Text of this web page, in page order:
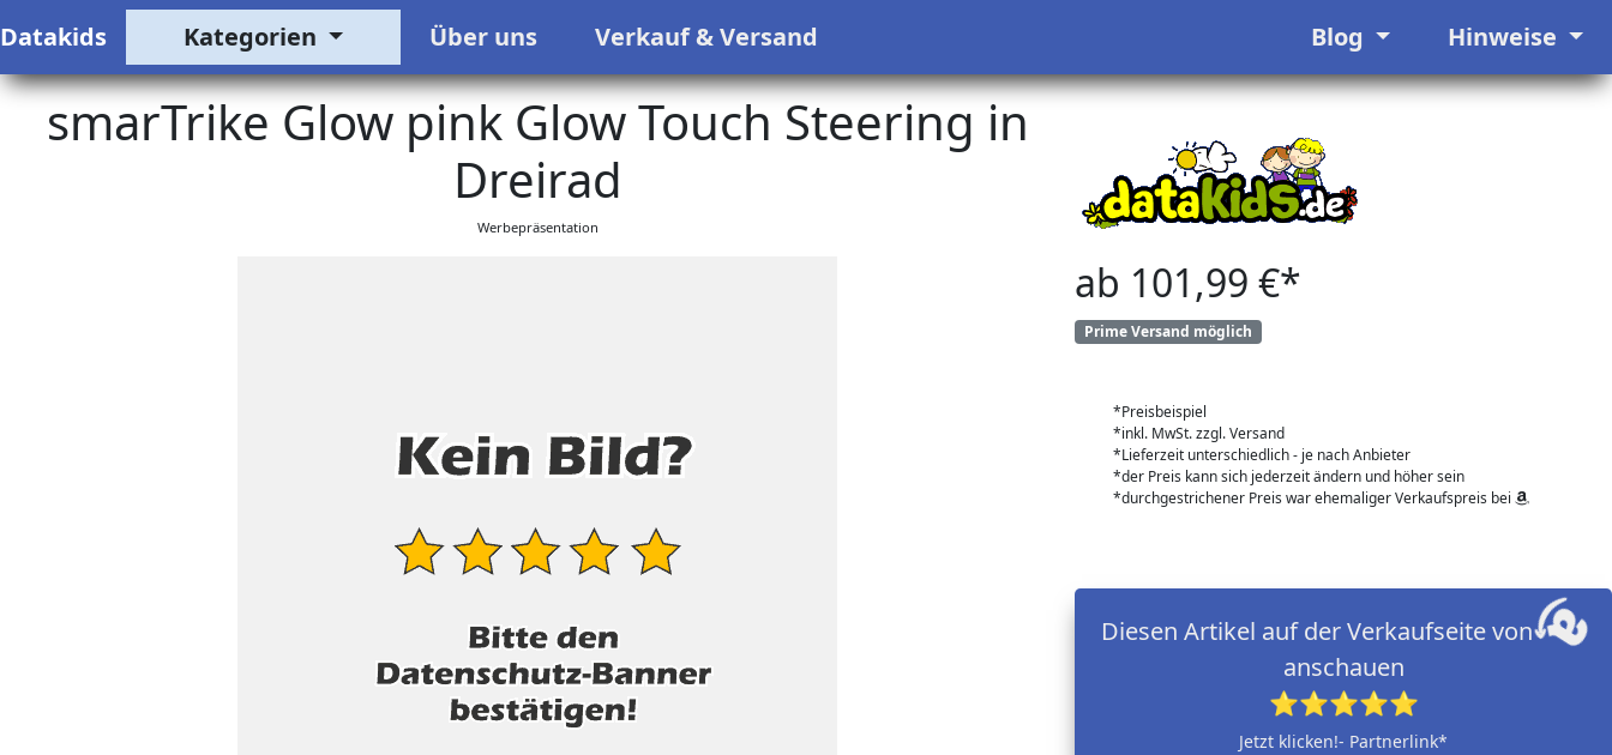
Datakids Kategorien Über uns Verkauf & Versand Blog Hinweise
smarTrike Glow pink Glow Touch Steering in
Dreirad
Werbepräsentation
ab 101,99 €*
Prime Versand möglich
*Preisbeispiel
*inkl. MwSt. zzgl. Versand
*Lieferzeit unterschiedlich - je nach Anbieter
*der Preis kann sich jederzeit ändern und höher sein
*durchgestrichener Preis war ehemaliger Verkaufspreis bei
Diesen Artikel auf der Verkaufseite von
anschauen
⭐⭐⭐⭐⭐
Jetzt klicken!- Partnerlink*